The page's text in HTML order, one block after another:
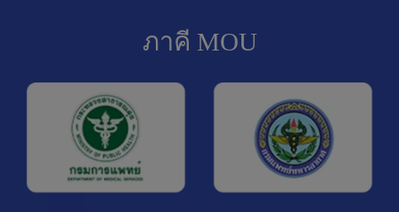
#Meeting: MOH
20
20 ส.ค. 2569
#Meeting: MED
พฤ.
20
20 ส.ค. 2569
#Meeting: PED
ภาคี MOU